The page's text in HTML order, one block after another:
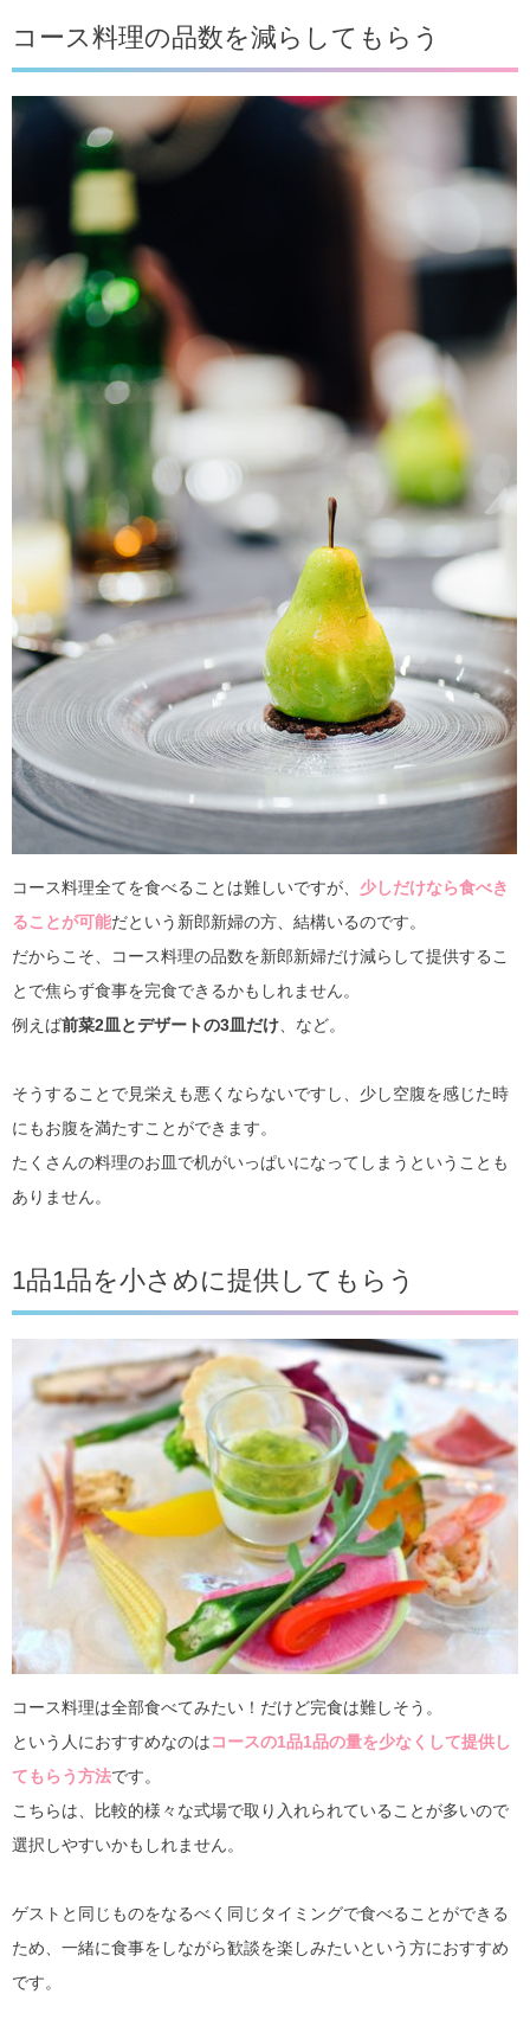
コース料理の品数を減らしてもらう
コース料理全てを食べることは難しいですが、 少しだけなら食べき
ることが可能だという新郎新婦の方、結構いるのです。
だからこそ、コース料理の品数を新郎新婦だけ減らして提供するこ
とで焦らず食事を完食できるかもしれません。
例えば前菜2皿とデザートの3皿だけ 、など。
そうすることで見栄えも悪くならないですし、少し空腹を感じた時
にもお腹を満たすことができます。
たくさんの料理のお皿で机がいっぱいになってしまうということも
ありません。
1品1品を小さめに提供してもらう
コース料理は全部食べてみたい！だけど完食は難しそう。
という人におすすめなのはコースの1品1品の量を少なくして提供し
てもらう方法です。
こちらは、比較的様々な式場で取り入れられていることが多いので
選択しやすいかもしれません。
ゲストと同じものをなるべく同じタイミングで食べることができる
ため、一緒に食事をしながら歓談を楽しみたいという方におすすめ
です。